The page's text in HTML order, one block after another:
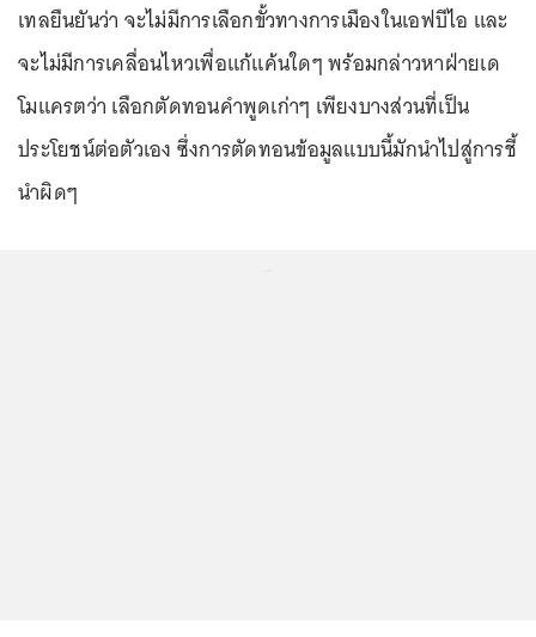
เทลยืนยันว่า จะไม่มีการเลือกขั้วทางการเมืองในเอฟบีไอ และ
จะไม่มีการเคลื่อนไหวเพื่อแก้แค้นใดๆ พร้อมกล่าวหาฝ่ายเด
โมแครตว่า เลือกตัดทอนคำพูดเก่าๆ เพียงบางส่วนที่เป็น
ประโยชน์ต่อตัวเอง ซึ่งการตัดทอนข้อมูลแบบนี้มักนำไปสู่การชี้
นำผิดๆ